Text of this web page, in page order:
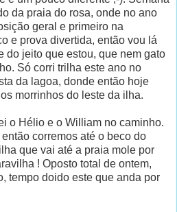
da praia do rosa, onde no ano
geral e primeiro na
e prova divertida, então vou lá
do jeito que estou, que nem gato
Só corri trilha este ano no
da lagoa, donde então hoje
morrinhos do leste da ilha.
o Hélio e o William no caminho.
corremos até o beco do
que vai até a praia mole por
! Oposto total de ontem,
tempo doido este que anda por